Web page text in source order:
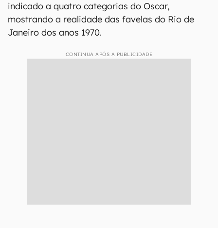
indicado a quatro categorias do Oscar,
mostrando a realidade das favelas do Rio de
Janeiro dos anos 1970.
CONTINUA APÓS A PUBLICIDADE